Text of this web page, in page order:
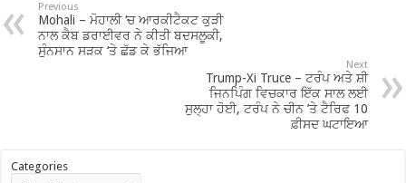
Previous
Mohali – ਮੋਹਾਲੀ ‘ਚ ਆਰਕੀਟੈਕਟ ਕੁੜੀ
ਨਾਲ ਕੈਬ ਡਰਾਈਵਰ ਨੇ ਕੀਤੀ ਬਦਸਲੂਕੀ,
ਸੁੰਨਸਾਨ ਸੜਕ ‘ਤੇ ਛੱਡ ਕੇ ਭੱਜਿਆ
Next
Trump-Xi Truce – ਟਰੰਪ ਅਤੇ ਸ਼ੀ
ਜਿਨਪਿੰਗ ਵਿਚਕਾਰ ਇੱਕ ਸਾਲ ਲਈ
ਸੁਲ੍ਹਾ ਹੋਈ, ਟਰੰਪ ਨੇ ਚੀਨ ’ਤੇ ਟੈਰਿਫ 10
ਫ਼ੀਸਦ ਘਟਾਇਆ
Categories